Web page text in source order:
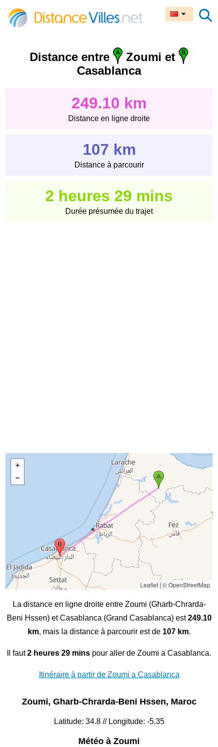
Distance entre
Zoumi et
Casablanca
249.10 km
Distance en ligne droite
107 km
Distance à parcourir
2 heures 29 mins
Durée présumée du trajet
Leaflet|© OpenStreetMap
La distance en ligne droite entre Zoumi (Gharb-Chrarda-
Beni Hssen) et Casablanca (Grand Casablanca) est249.10
km, mais la distance à parcourir est de 107 km.
Il faut2 heures 29 mins pour aller de Zoumi a Casablanca.
Itinéraire à partir de Zoumi a Casablanca
Zoumi, Gharb-Chrarda-Beni Hssen, Maroc
Latitude: 34.8 // Longitude: -5.35
Météo à Zoumi